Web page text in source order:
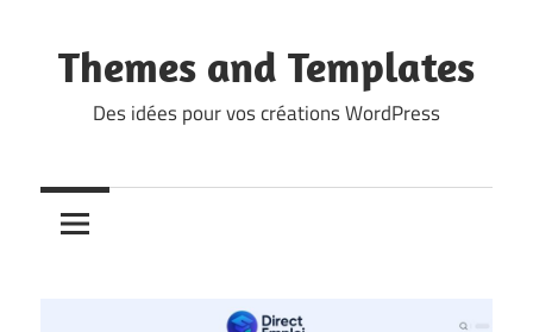
content
Themes and Templates
Des idées pour vos créations WordPress